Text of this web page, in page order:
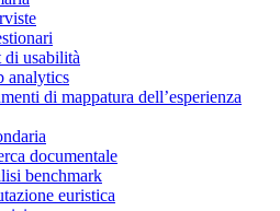
di usabilità
analytics
di mappatura dell’esperienza
documentale
benchmark
euristica